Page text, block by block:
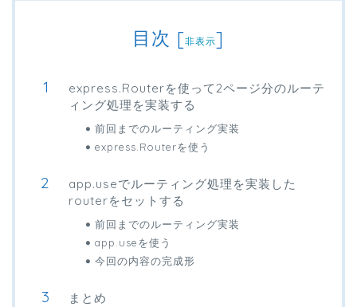
目次 [非表示]
express.Routerを使って2ページ分のルーテ
ィング処理を実装する
前回までのルーティング実装
express.Routerを使う
app.useでルーティング処理を実装した
routerをセットする
前回までのルーティング実装
app.useを使う
今回の内容の完成形
まとめ